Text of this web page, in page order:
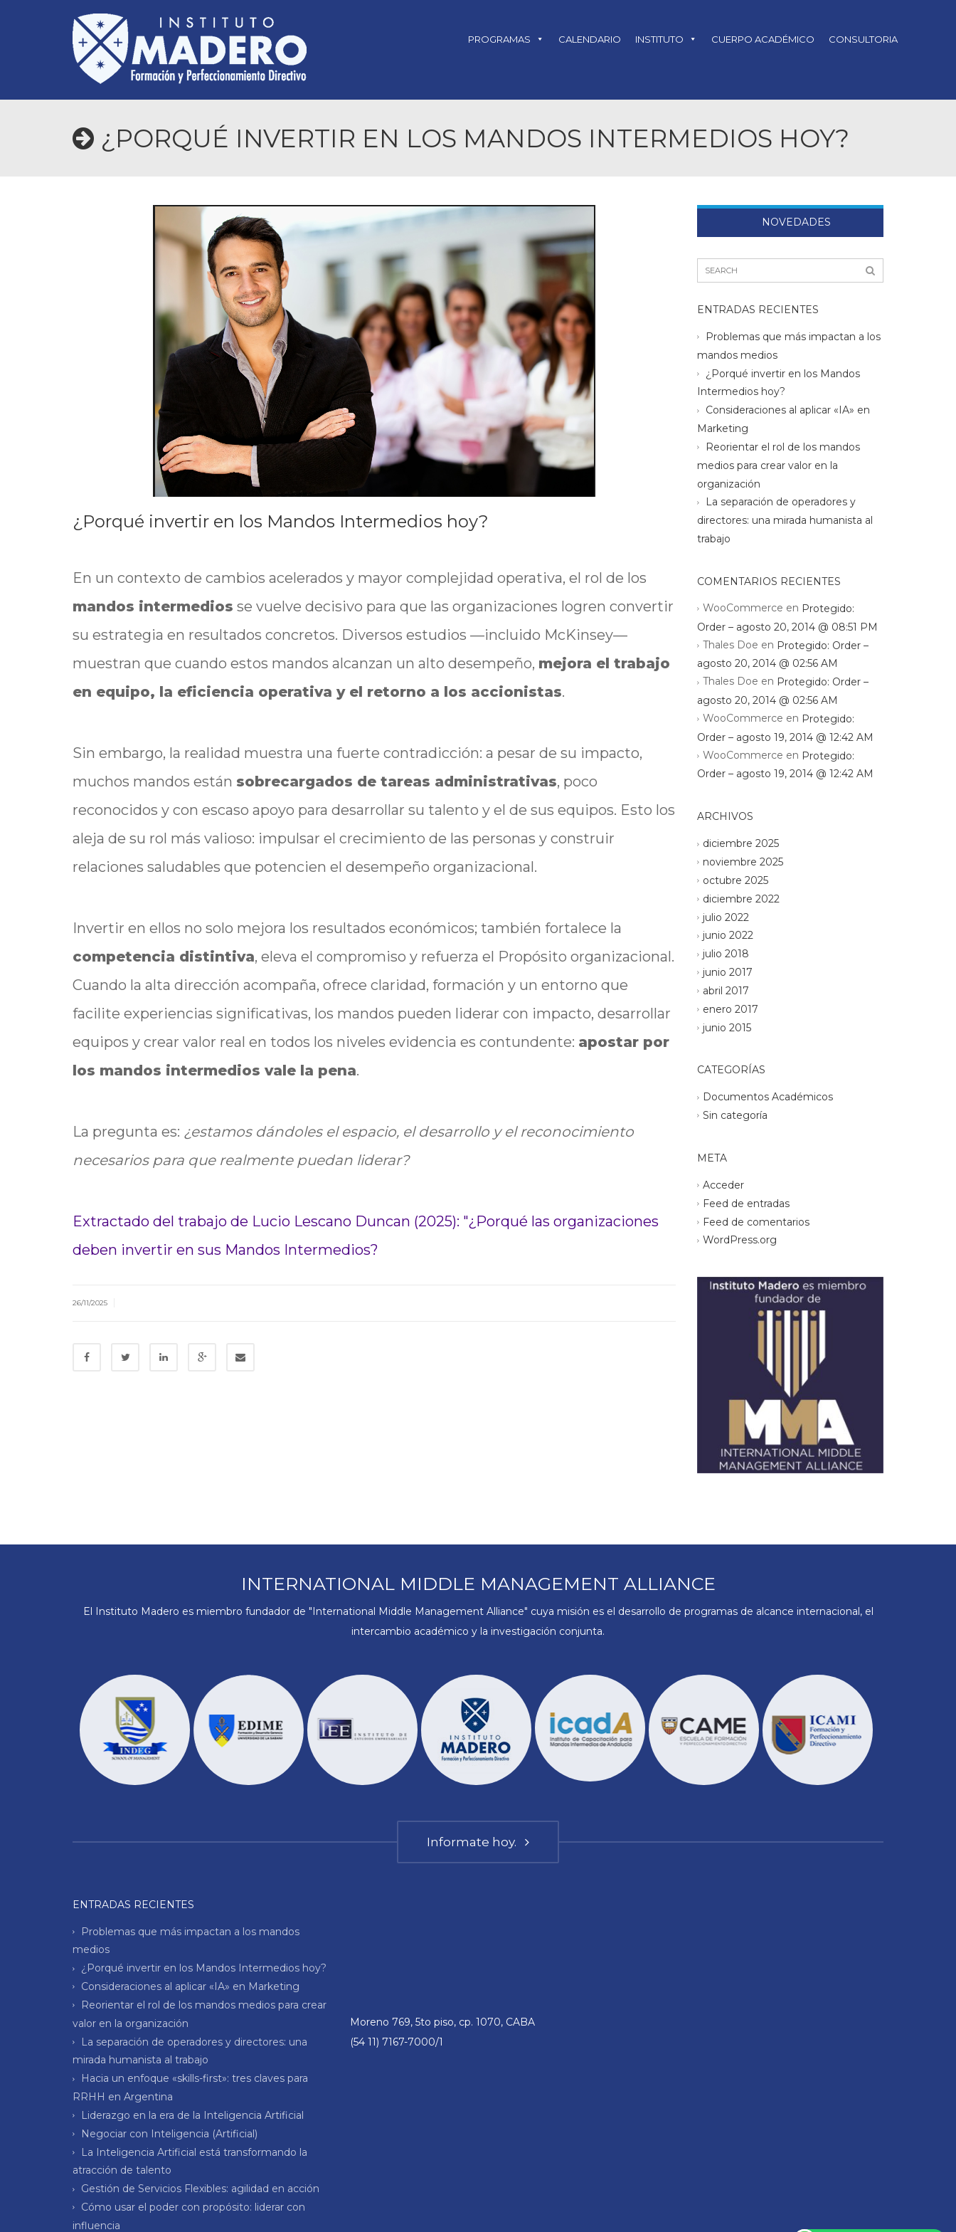
PROGRAMAS CALENDARIO INSTITUTO CUERPO ACADÉMICO CONSULTORIA
¿PORQUÉ INVERTIR EN LOS MANDOS INTERMEDIOS HOY?
¿Porqué invertir en los Mandos Intermedios hoy?
En un contexto de cambios acelerados y mayor complejidad operativa, el rol de los
mandos intermedios se vuelve decisivo para que las organizaciones logren convertir
su estrategia en resultados concretos. Diversos estudios —incluido McKinsey—
muestran que cuando estos mandos alcanzan un alto desempeño, mejora el trabajo
en equipo, la eficiencia operativa y el retorno a los accionistas.
Sin embargo, la realidad muestra una fuerte contradicción: a pesar de su impacto,
muchos mandos están sobrecargados de tareas administrativas, poco
reconocidos y con escaso apoyo para desarrollar su talento y el de sus equipos. Esto los
aleja de su rol más valioso: impulsar el crecimiento de las personas y construir
relaciones saludables que potencien el desempeño organizacional.
Invertir en ellos no solo mejora los resultados económicos; también fortalece la
competencia distintiva, eleva el compromiso y refuerza el Propósito organizacional.
Cuando la alta dirección acompaña, ofrece claridad, formación y un entorno que
facilite experiencias significativas, los mandos pueden liderar con impacto, desarrollar
equipos y crear valor real en todos los niveles evidencia es contundente: apostar por
los mandos intermedios vale la pena.
La pregunta es: ¿estamos dándoles el espacio, el desarrollo y el reconocimiento
necesarios para que realmente puedan liderar?
Extractado del trabajo de Lucio Lescano Duncan (2025): "¿Porqué las organizaciones
deben invertir en sus Mandos Intermedios?
26/11/2025
NOVEDADES
ENTRADAS RECIENTES
Problemas que más impactan a los
mandos medios
¿Porqué invertir en los Mandos
Intermedios hoy?
Consideraciones al aplicar «IA» en
Marketing
Reorientar el rol de los mandos
medios para crear valor en la
organización
La separación de operadores y
directores: una mirada humanista al
trabajo
COMENTARIOS RECIENTES
WooCommerce en Protegido:
Order – agosto 20, 2014 @ 08:51 PM
Thales Doe en Protegido: Order –
agosto 20, 2014 @ 02:56 AM
Thales Doe en Protegido: Order –
agosto 20, 2014 @ 02:56 AM
WooCommerce en Protegido:
Order – agosto 19, 2014 @ 12:42 AM
WooCommerce en Protegido:
Order – agosto 19, 2014 @ 12:42 AM
ARCHIVOS
diciembre 2025
noviembre 2025
octubre 2025
diciembre 2022
julio 2022
junio 2022
julio 2018
junio 2017
abril 2017
enero 2017
junio 2015
CATEGORÍAS
Documentos Académicos
Sin categoría
META
Acceder
Feed de entradas
Feed de comentarios
WordPress.org
INTERNATIONAL MIDDLE MANAGEMENT ALLIANCE
El Instituto Madero es miembro fundador de "International Middle Management Alliance" cuya misión es el desarrollo de programas de alcance internacional, el
intercambio académico y la investigación conjunta.
Informate hoy.
ENTRADAS RECIENTES
Problemas que más impactan a los mandos
medios
¿Porqué invertir en los Mandos Intermedios hoy?
Consideraciones al aplicar «IA» en Marketing
Reorientar el rol de los mandos medios para crear
valor en la organización
La separación de operadores y directores: una
mirada humanista al trabajo
Hacia un enfoque «skills-first»: tres claves para
RRHH en Argentina
Liderazgo en la era de la Inteligencia Artificial
Negociar con Inteligencia (Artificial)
La Inteligencia Artificial está transformando la
atracción de talento
Gestión de Servicios Flexibles: agilidad en acción
Cómo usar el poder con propósito: liderar con
influencia
Moreno 769, 5to piso, cp. 1070, CABA
(54 11) 7167-7000/1